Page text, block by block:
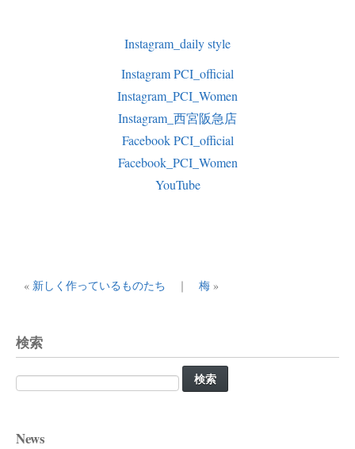
Instagram_daily style
Instagram PCI_official
Instagram_PCI_Women
Instagram_西宮阪急店
Facebook PCI_official
Facebook_PCI_Women
YouTube
« 新しく作っているものたち ｜ 梅 »
検索
検
索:
News